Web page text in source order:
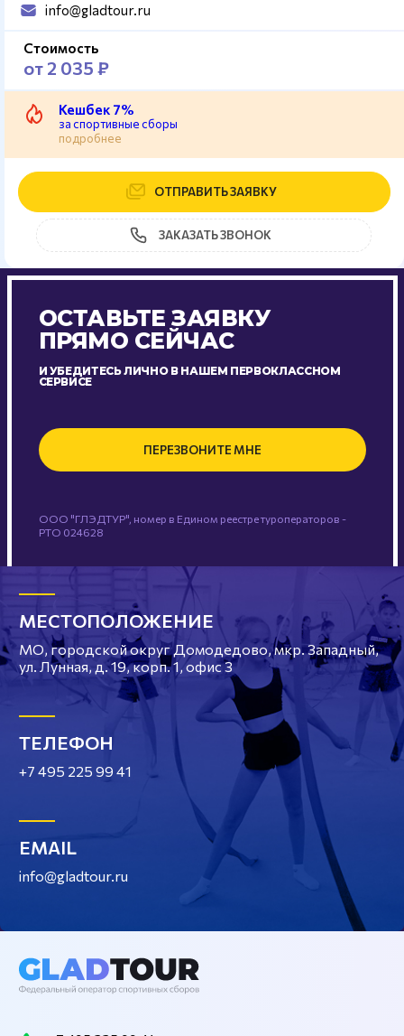
info@gladtour.ru
Стоимость
от 2 035 ₽
Кешбек 7%
за спортивные сборы
подробнее
ОТПРАВИТЬ ЗАЯВКУ
ЗАКАЗАТЬ ЗВОНОК
ОСТАВЬТЕ ЗАЯВКУ
ПРЯМО СЕЙЧАС
И УБЕДИТЕСЬ ЛИЧНО В НАШЕМ ПЕРВОКЛАССНОМ
СЕРВИСЕ
ПЕРЕЗВОНИТЕ МНЕ
ООО "ГЛЭДТУР", номер в Едином реестре туроператоров -
РТО 024628
МЕСТОПОЛОЖЕНИЕ
МО, городской округ Домодедово, мкр. Западный,
ул. Лунная, д. 19, корп. 1, офис 3
ТЕЛЕФОН
+7 495 225 99 41
EMAIL
info@gladtour.ru